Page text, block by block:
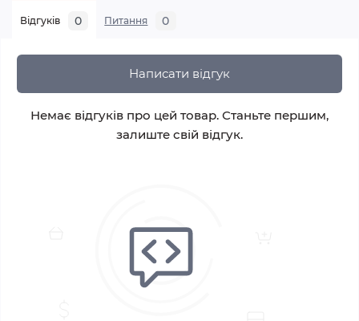
Відгуків 0 Питання 0
Написати відгук
Немає відгуків про цей товар. Станьте першим,
залиште свій відгук.